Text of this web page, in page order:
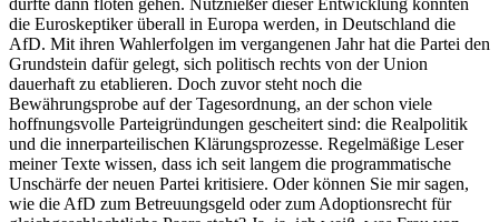
die Euroskeptiker überall in Europa werden, in Deutschland die
AfD. Mit ihren Wahlerfolgen im vergangenen Jahr hat die Partei den
Grundstein dafür gelegt, sich politisch rechts von der Union
dauerhaft zu etablieren. Doch zuvor steht noch die
Bewährungsprobe auf der Tagesordnung, an der schon viele
hoffnungsvolle Parteigründungen gescheitert sind: die Realpolitik
und die innerparteilischen Klärungsprozesse. Regelmäßige Leser
meiner Texte wissen, dass ich seit langem die programmatische
Unschärfe der neuen Partei kritisiere. Oder können Sie mir sagen,
wie die AfD zum Betreuungsgeld oder zum Adoptionsrecht für